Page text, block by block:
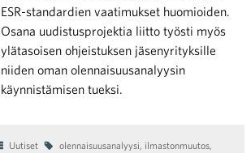
ESR-standardien vaatimukset huomioiden.
Osana uudistusprojektia liitto työsti myös
ylätasoisen ohjeistuksen jäsenyrityksille
niiden oman olennaisuusanalyysin
käynnistämisen tueksi.
Uutiset olennaisuusanalyysi, ilmastonmuutos,